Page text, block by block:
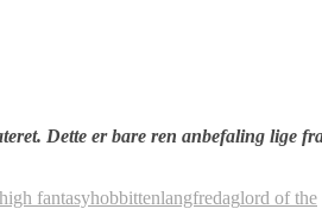
Dette er bare ren anbefaling lige
high fantasyhobbittenlangfredaglord of the